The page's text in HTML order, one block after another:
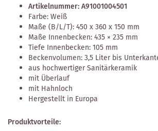
Artikelnummer: A91001004501
Farbe: Weiß
Maße (B/L/T): 450 x 360 x 150 mm
Maße Innenbecken: 435 × 235 mm
Tiefe Innenbecken: 105 mm
Beckenvolumen: 3,5 Liter bis
aus hochwertiger Sanitärkeramik
mit Überlauf
mit Hahnloch
Hergestellt in Europa
Produktvorteile: